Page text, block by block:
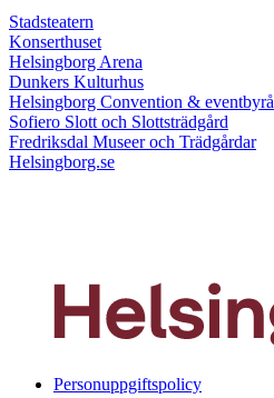
Stadsteatern
Konserthuset
Helsingborg Arena
Dunkers Kulturhus
Helsingborg Convention & eventbyrå
Sofiero Slott och Slottsträdgård
Fredriksdal Museer och Trädgårdar
Helsingborg.se
Personuppgiftspolicy